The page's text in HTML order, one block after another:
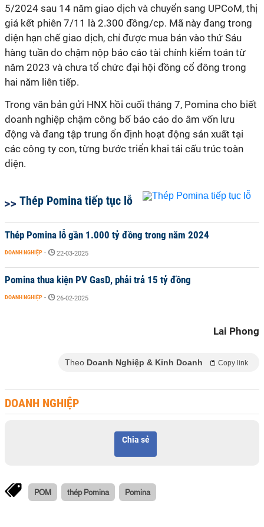
5/2024 sau 14 năm giao dịch và chuyển sang UPCoM, thị
giá kết phiên 7/11
là 2.300 đồng/cp. Mã này đang trong
diện hạn chế giao dịch, chỉ được mua bán vào thứ Sáu
hàng tuần do chậm nộp báo cáo tài chính kiểm toán từ
năm 2023 và chưa tổ chức đại hội đồng cổ đông trong
hai năm liên tiếp.
Trong văn bản gửi HNX hồi cuối tháng 7, Pomina cho biết
doanh nghiệp chậm công bố báo cáo do âm vốn lưu
động và đang tập trung ổn định hoạt động sản xuất tại
các công ty con, từng bước triển khai tái cấu trúc toàn
diện.
Thép Pomina tiếp tục lỗ
Thép Pomina lỗ gần 1.000 tỷ đồng trong năm 2024
DOANH NGHIỆP - 22-03-2025
Pomina thua kiện PV GasD, phải trả 15 tỷ đồng
DOANH NGHIỆP - 26-02-2025
Lai Phong
Theo Doanh Nghiệp & Kinh Doanh Copy link
DOANH NGHIỆP
Chia sẻ
POM thép Pomina Pomina